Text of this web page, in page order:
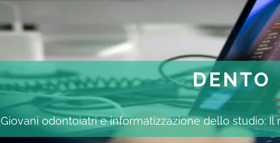
DENTO
Giovani odontoiatri e informatizzazione dello studio: